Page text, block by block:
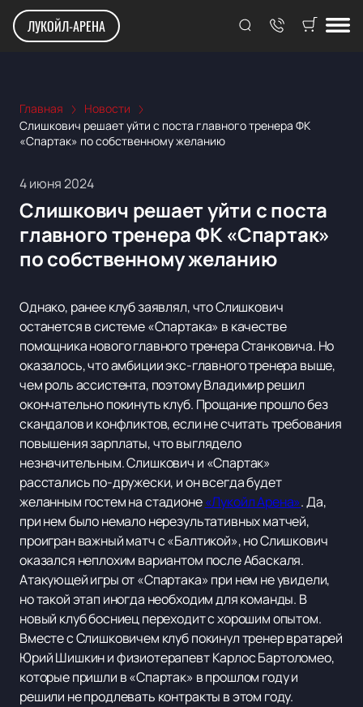
ЛУКОЙЛ-АРЕНА
Главная
Новости
Слишкович решает уйти с поста главного тренера ФК
«Спартак» по собственному желанию
4 июня 2024
Слишкович решает уйти с поста
главного тренера ФК «Спартак»
по собственному желанию
Однако, ранее клуб заявлял, что Слишкович
останется в системе «Спартака» в качестве
помощника нового главного тренера Станковича. Но
оказалось, что амбиции экс-главного тренера выше,
чем роль ассистента, поэтому Владимир решил
окончательно покинуть клуб. Прощание прошло без
скандалов и конфликтов, если не считать требования
повышения зарплаты, что выглядело
незначительным. Слишкович и «Спартак»
расстались по-дружески, и он всегда будет
желанным гостем на стадионе«Лукойл Арена». Да,
при нем было немало нерезультативных матчей,
проигран важный матч с «Балтикой», но Слишкович
оказался неплохим вариантом после Абаскаля.
Атакующей игры от «Спартака» при нем не увидели,
но такой этап иногда необходим для команды. В
новый клуб босниец переходит с хорошим опытом.
Вместе с Слишковичем клуб покинул тренер вратарей
Юрий Шишкин и физиотерапевт Карлос Бартоломео,
которые пришли в «Спартак» в прошлом году и
решили не продлевать контракты в этом году.